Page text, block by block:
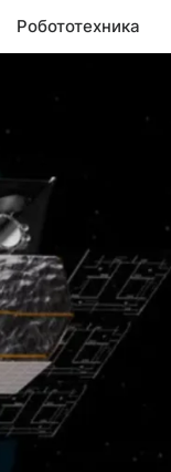
Робототехника